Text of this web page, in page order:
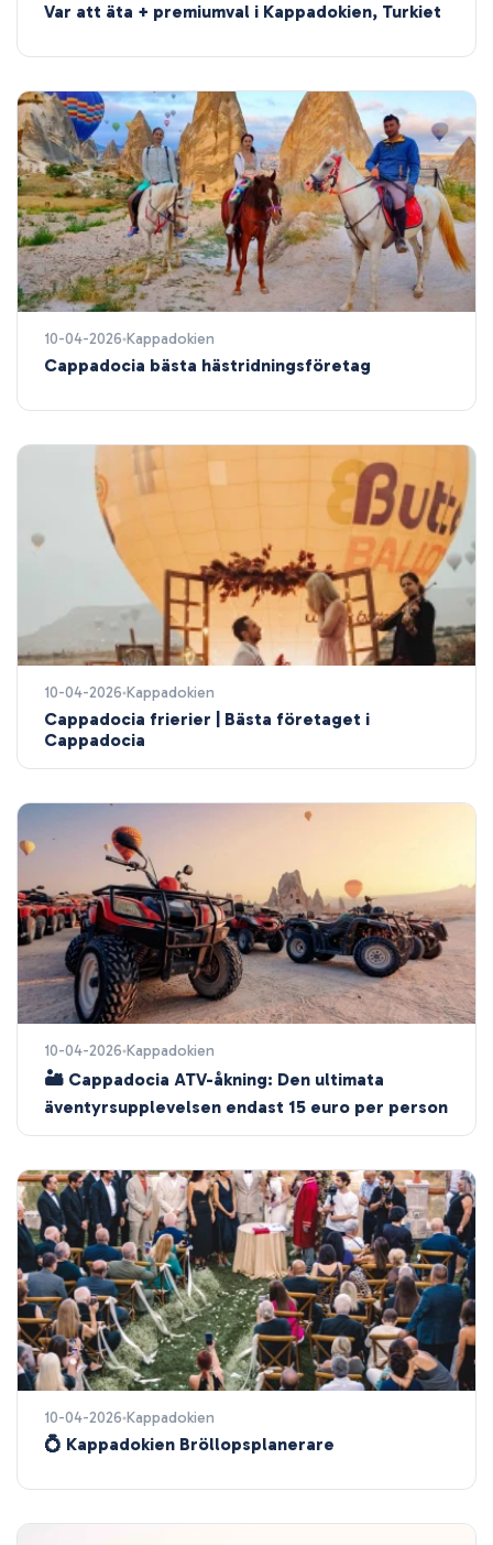
Var att äta + premiumval i Kappadokien, Turkiet
10-04-2026 Kappadokien
Cappadocia bästa hästridningsföretag
10-04-2026 Kappadokien
Cappadocia frierier | Bästa företaget i
Cappadocia
10-04-2026 Kappadokien
🏜️ Cappadocia ATV-åkning: Den ultimata
äventyrsupplevelsen endast 15 euro per person
10-04-2026 Kappadokien
💍 Kappadokien Bröllopsplanerare